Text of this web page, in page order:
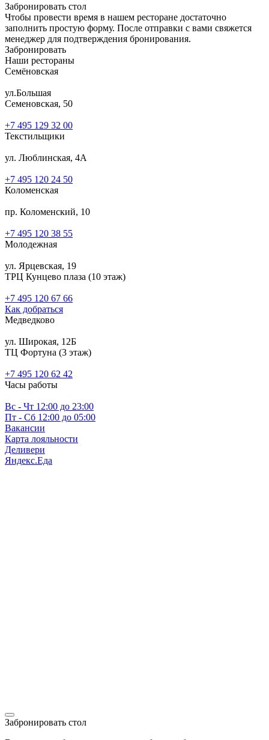
Забронировать стол
Чтобы провести время в нашем ресторане достаточно
заполнить простую форму. После отправки с вами свяжется
менеджер для подтверждения бронирования.
Забронировать
Наши рестораны
Семёновская
ул.Большая
Семеновская, 50
+7 495 129 32 00
Текстильщики
ул. Люблинская, 4А
+7 495 120 24 50
Коломенская
пр. Коломенский, 10
+7 495 120 38 55
Молодежная
ул. Ярцевская, 19
ТРЦ Кунцево плаза (10 этаж)
+7 495 120 67 66
Как добраться
Медведково
ул. Широкая, 12Б
ТЦ Фортуна (3 этаж)
‎+7 495 120 62 42
Часы работы
Вс - Чт 12:00 до 23:00
Пт - Сб 12:00 до 05:00
Вакансии
Карта лояльности
Деливери
Яндекс.Еда
Забронировать стол